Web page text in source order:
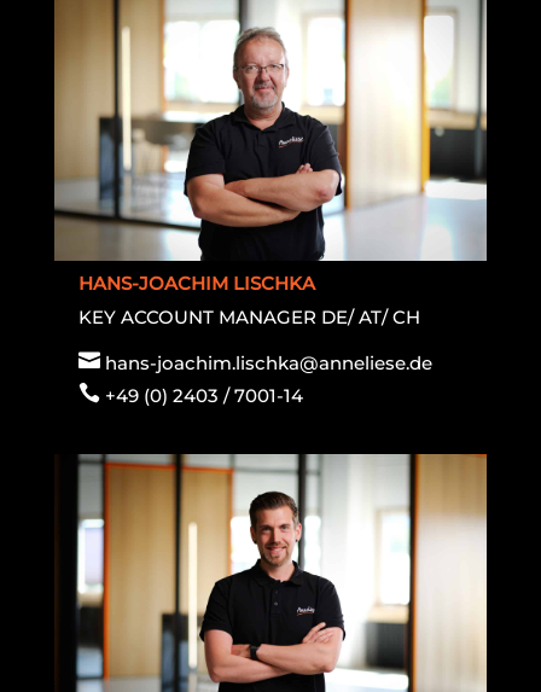
HANS-JOACHIM LISCHKA
KEY ACCOUNT MANAGER DE/ AT/ CH
 hans-joachim.lischka@anneliese.de
 +49 (0) 2403 / 7001-14